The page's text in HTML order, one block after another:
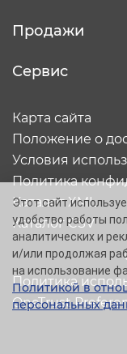
Продажи
Сервис
Карта сайта
Положение о
Условия
Политика
Каталог XML
Каталог CSV
Политика
OneTrust
Этот сайт
удобство работы
аналитических и
и/или продолжая
на использование
Политикой в
персональных